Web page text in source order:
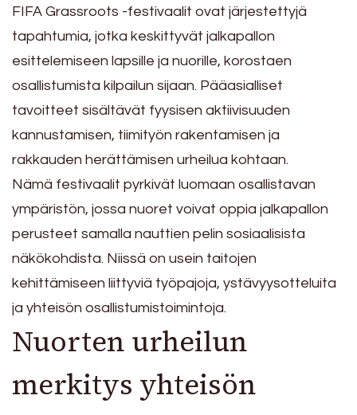
FIFA Grassroots -festivaalit ovat järjestettyjä
tapahtumia, jotka keskittyvät jalkapallon
esittelemiseen lapsille ja nuorille, korostaen
osallistumista kilpailun sijaan. Pääasialliset
tavoitteet sisältävät fyysisen aktiivisuuden
kannustamisen, tiimityön rakentamisen ja
rakkauden herättämisen urheilua kohtaan.
Nämä festivaalit pyrkivät luomaan osallistavan
ympäristön, jossa nuoret voivat oppia jalkapallon
perusteet samalla nauttien pelin sosiaalisista
näkökohdista. Niissä on usein taitojen
kehittämiseen liittyviä työpajoja, ystävyysotteluita
ja yhteisön osallistumistoimintoja.
Nuorten urheilun
merkitys yhteisön